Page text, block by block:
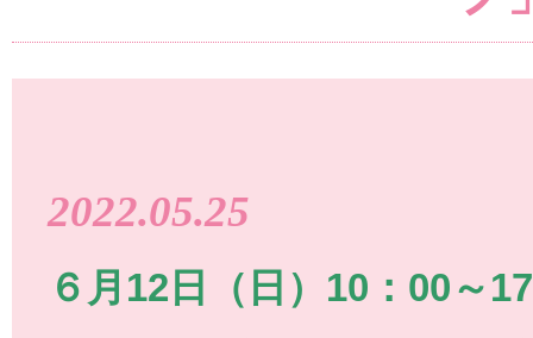
2022.05.25
６月12日（日）10：00～